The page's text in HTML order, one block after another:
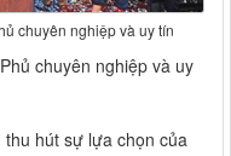
chuyên nghiệp và uy tín
chuyên nghiệp và uy
hút sự lựa chọn của